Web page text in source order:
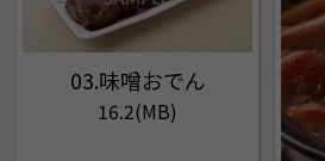
03.味噌おでん
16.2(MB)